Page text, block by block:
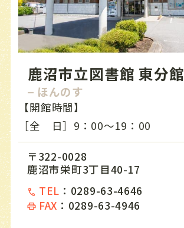
鹿沼市立図書館 東分館
ほんのす
【開館時間】
［全 日］9：00〜19：00
〒322-0028
鹿沼市栄町3丁目40-17
TEL ： 0289-63-4646
FAX ： 0289-63-4946